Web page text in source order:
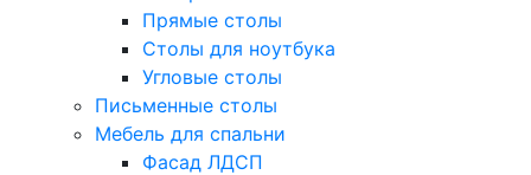
Прямые столы
Столы для ноутбука
Угловые столы
Письменные столы
Мебель для спальни
Фасад ЛДСП